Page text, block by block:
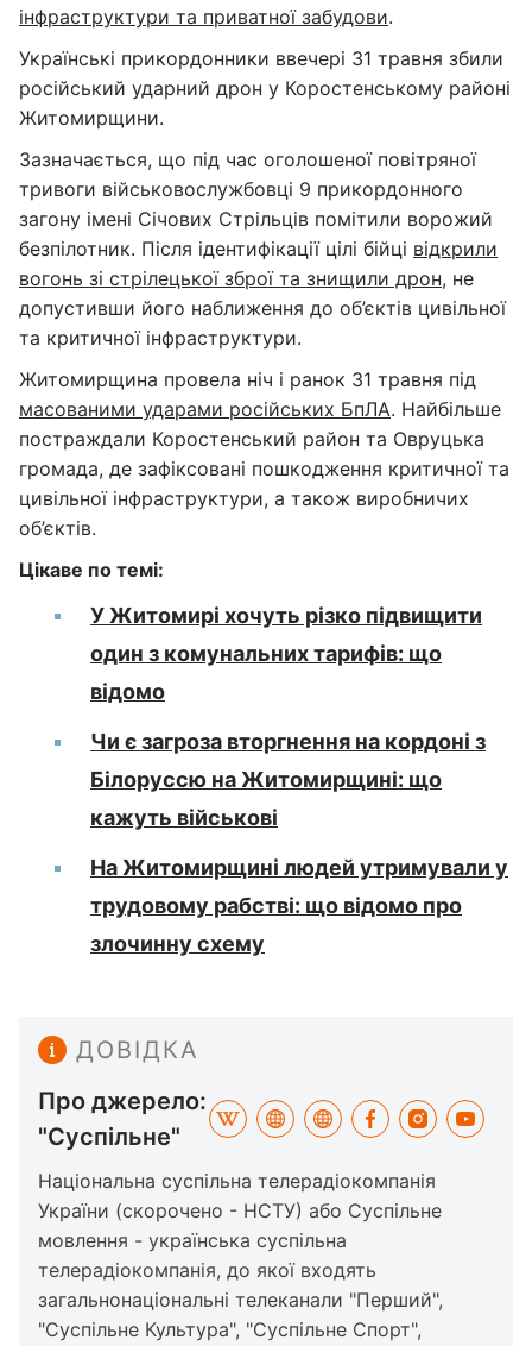
інфраструктури та приватної забудови.
Українські прикордонники ввечері 31 травня збили
російський ударний дрон у Коростенському районі
Житомирщини.
Зазначається, що під час оголошеної повітряної
тривоги військовослужбовці 9 прикордонного
загону імені Січових Стрільців помітили ворожий
безпілотник. Після ідентифікації цілі бійці відкрили
вогонь зі стрілецької зброї та знищили дрон, не
допустивши його наближення до об’єктів цивільної
та критичної інфраструктури.
Житомирщина провела ніч і ранок 31 травня під
масованими ударами російських БпЛА. Найбільше
постраждали Коростенський район та Овруцька
громада, де зафіксовані пошкодження критичної та
цивільної інфраструктури, а також виробничих
об’єктів.
Цікаве по темі:
У Житомирі хочуть різко підвищити
один з комунальних тарифів: що
відомо
Чи є загроза вторгнення на кордоні з
Білоруссю на Житомирщині: що
кажуть військові
На Житомирщині людей утримували у
трудовому рабстві: що відомо про
злочинну схему
ДОВІДКА
Про джерело:
"Суспільне"
Національна суспільна телерадіокомпанія
України (скорочено - НСТУ) або Суспільне
мовлення - українська суспільна
телерадіокомпанія, до якої входять
загальнонаціональні телеканали "Перший",
"Суспільне Культура", "Суспільне Спорт",